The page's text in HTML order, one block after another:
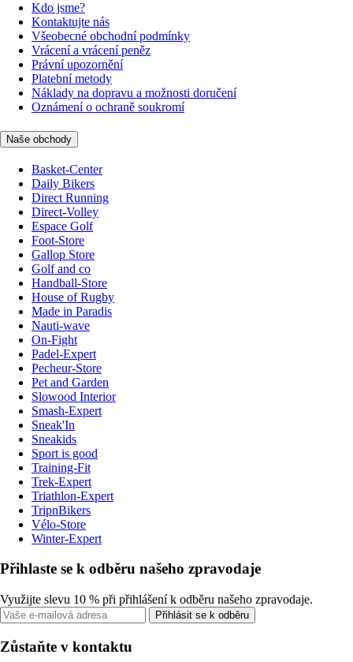
Kdo jsme?
Kontaktujte nás
Všeobecné obchodní podmínky
Vrácení a vrácení peněz
Právní upozornění
Platební metody
Náklady na dopravu a možnosti doručení
Oznámení o ochraně soukromí
Naše obchody
Basket-Center
Daily Bikers
Direct Running
Direct-Volley
Espace Golf
Foot-Store
Gallop Store
Golf and co
Handball-Store
House of Rugby
Made in Paradis
Nauti-wave
On-Fight
Padel-Expert
Pecheur-Store
Pet and Garden
Slowood Interior
Smash-Expert
Sneak'In
Sneakids
Sport is good
Training-Fit
Trek-Expert
Triathlon-Expert
TripnBikers
Vélo-Store
Winter-Expert
Přihlaste se k odběru našeho zpravodaje
Využijte slevu 10 % při přihlášení k odběru našeho zpravodaje.
Přihlásit se k odběru
Zůstaňte v kontaktu